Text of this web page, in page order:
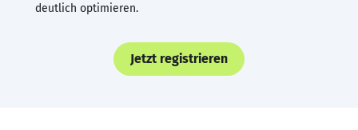
deutlich optimieren.
Jetzt registrieren